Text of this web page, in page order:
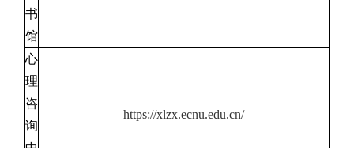
书
馆
心
理
咨
询
https://xlzx.ecnu.edu.cn/